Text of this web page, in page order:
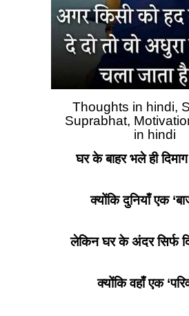
Thoughts in hindi,
Suprabhat,
in hindi
घर के बाहर भले ही
क्योंकि दुनियाँ एक
लेकिन घर के अंदर सिर्फ
क्योंकि वहाँ एक